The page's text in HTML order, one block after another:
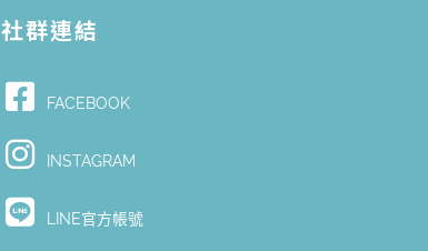
社群連結
FACEBOOK
INSTAGRAM
LINE官方帳號